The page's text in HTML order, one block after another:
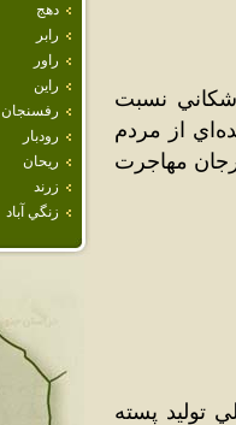
دهج
رابر
راور
راين
رفسنجان
رودبار
ريحان
زرند
زنگي آباد
نسبت
از مردم
مهاجرت
توليد پسته